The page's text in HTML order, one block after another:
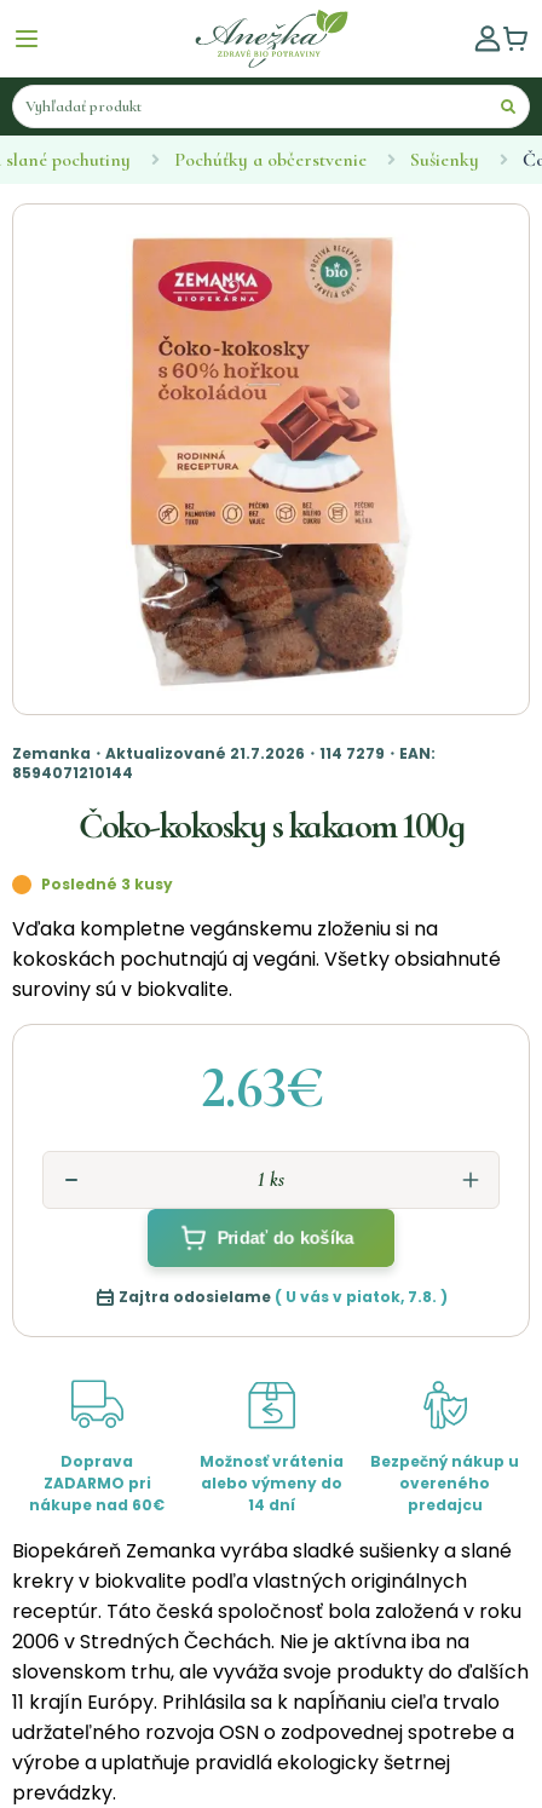
slané pochutiny Pochúťky a občerstvenie Sušienky
Zemanka・Aktualizované 21.7.2026・114 7279・EAN:
8594071210144
Čoko-kokosky s kakaom 100g
Posledné 3 kusy
Vďaka kompletne vegánskemu zloženiu si na
kokoskách pochutnajú aj vegáni. Všetky obsiahnuté
suroviny sú v biokvalite.
2.63€
Pridať do košíka
Zajtra odosielame ( U vás v piatok, 7.8. )
Doprava
ZADARMO pri
nákupe nad 60€
Možnosť vrátenia
alebo výmeny do
14 dní
Bezpečný nákup u
overeného
predajcu
Biopekáreň Zemanka vyrába sladké sušienky a slané
krekry v biokvalite podľa vlastných originálnych
receptúr. Táto česká spoločnosť bola založená v roku
2006 v Stredných Čechách. Nie je aktívna iba na
slovenskom trhu, ale vyváža svoje produkty do ďalších
11 krajín Európy. Prihlásila sa k napĺňaniu cieľa trvalo
udržateľného rozvoja OSN o zodpovednej spotrebe a
výrobe a uplatňuje pravidlá ekologicky šetrnej
prevádzky.